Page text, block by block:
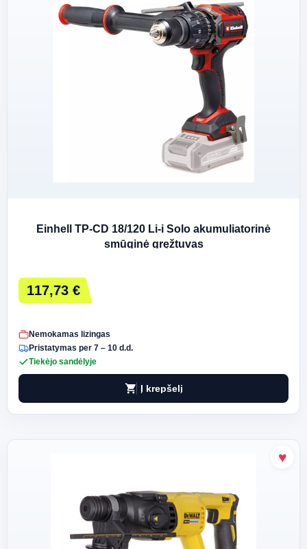
Einhell TP-CD 18/120 Li-i Solo akumuliatorinė
smūginė gręžtuvas
117,73 €
Nemokamas lizingas
Pristatymas per 7 – 10 d.d.
Tiekėjo sandėlyje
shopping_cart Į krepšelį